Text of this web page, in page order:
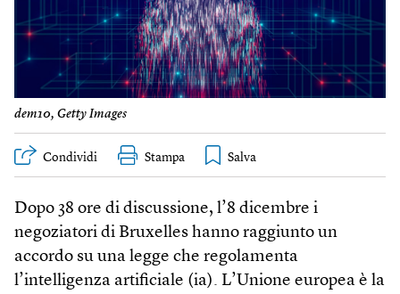
dem10, Getty Images
Condividi Stampa
Dopo 38 ore di discussione, l’8 dicembre i
negoziatori di Bruxelles hanno raggiunto un
accordo su una legge che regolamenta
l’intelligenza artificiale (ia). L’Unione europea è la